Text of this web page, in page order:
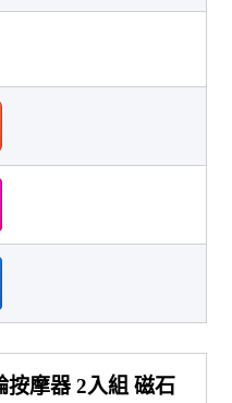
按摩器 2入組 磁石